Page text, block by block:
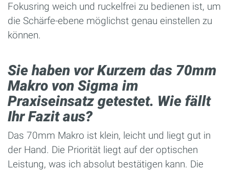
Fokusring weich und ruckelfrei zu bedienen ist, um
die Schärfe-ebene möglichst genau einstellen zu
können.
Sie haben vor Kurzem das 70mm
Makro von Sigma im
Praxiseinsatz getestet. Wie fällt
Ihr Fazit aus?
Das 70mm Makro ist klein, leicht und liegt gut in
der Hand. Die Priorität liegt auf der optischen
Leistung, was ich absolut bestätigen kann. Die